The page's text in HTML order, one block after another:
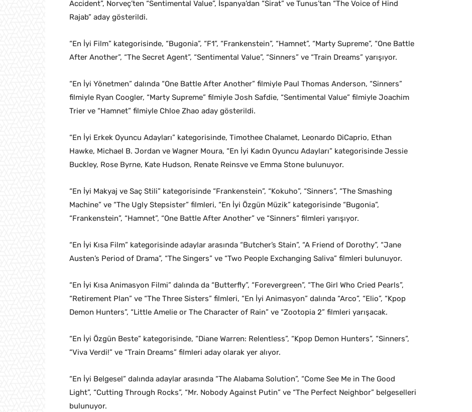
Accident”, Norveç’ten “Sentimental Value”, İspanya’dan “Sirat” ve Tunus’tan “The Voice of Hind
Rajab” aday gösterildi.
“En İyi Film” kategorisinde, “Bugonia”, “F1”, “Frankenstein”, “Hamnet”, “Marty Supreme”, “One Battle
After Another”, “The Secret Agent”, “Sentimental Value”, “Sinners” ve “Train Dreams” yarışıyor.
“En İyi Yönetmen” dalında “One Battle After Another” filmiyle Paul Thomas Anderson, “Sinners”
filmiyle Ryan Coogler, “Marty Supreme” filmiyle Josh Safdie, “Sentimental Value” filmiyle Joachim
Trier ve “Hamnet” filmiyle Chloe Zhao aday gösterildi.
“En İyi Erkek Oyuncu Adayları” kategorisinde, Timothee Chalamet, Leonardo DiCaprio, Ethan
Hawke, Michael B. Jordan ve Wagner Moura, “En İyi Kadın Oyuncu Adayları” kategorisinde Jessie
Buckley, Rose Byrne, Kate Hudson, Renate Reinsve ve Emma Stone bulunuyor.
“En İyi Makyaj ve Saç Stili” kategorisinde “Frankenstein”, “Kokuho”, “Sinners”, “The Smashing
Machine” ve “The Ugly Stepsister” filmleri, “En İyi Özgün Müzik” kategorisinde “Bugonia”,
“Frankenstein”, “Hamnet”, “One Battle After Another” ve “Sinners” filmleri yarışıyor.
“En İyi Kısa Film” kategorisinde adaylar arasında “Butcher’s Stain”, “A Friend of Dorothy”, “Jane
Austen’s Period of Drama”, “The Singers” ve “Two People Exchanging Saliva” filmleri bulunuyor.
“En İyi Kısa Animasyon Filmi” dalında da “Butterfly”, “Forevergreen”, “The Girl Who Cried Pearls”,
“Retirement Plan” ve “The Three Sisters” filmleri, “En İyi Animasyon” dalında “Arco”, “Elio”, “Kpop
Demon Hunters”, “Little Amelie or The Character of Rain” ve “Zootopia 2” filmleri yarışacak.
“En İyi Özgün Beste” kategorisinde, “Diane Warren: Relentless”, “Kpop Demon Hunters”, “Sinners”,
“Viva Verdi!” ve “Train Dreams” filmleri aday olarak yer alıyor.
“En İyi Belgesel” dalında adaylar arasında “The Alabama Solution”, “Come See Me in The Good
Light”, “Cutting Through Rocks”, “Mr. Nobody Against Putin” ve “The Perfect Neighbor” belgeselleri
bulunuyor.